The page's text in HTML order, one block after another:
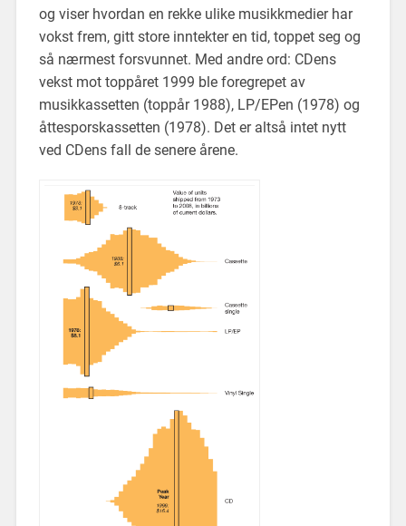
og viser hvordan en rekke ulike musikkmedier har
vokst frem, gitt store inntekter en tid, toppet seg og
så nærmest forsvunnet. Med andre ord: CDens
vekst mot toppåret 1999 ble foregrepet av
musikkassetten (toppår 1988), LP/EPen (1978) og
åttesporskassetten (1978). Det er altså intet nytt
ved CDens fall de senere årene.